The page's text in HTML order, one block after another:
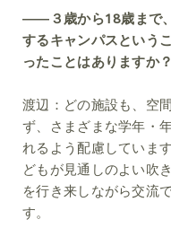
――３歳から18歳まで
するキャンパスという
ったことはありますか？
渡辺： どの施設も、空
ず、さまざまな学年・
れるよう配慮していま
どもが見通しのよい吹
を行き来しながら交流
す。